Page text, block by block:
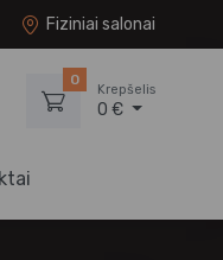
Fiziniai salonai
0
Krepšelis
0 €